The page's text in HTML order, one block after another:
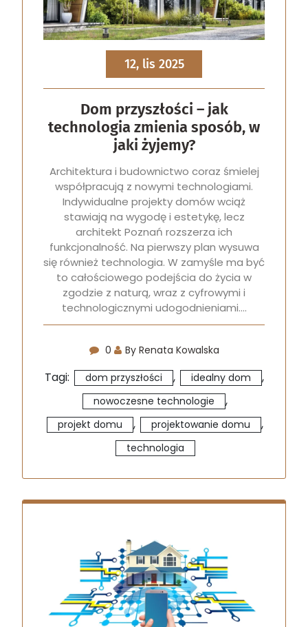
12, lis 2025
Dom przyszłości – jak
technologia zmienia sposób, w
jaki żyjemy?
Architektura i budownictwo coraz śmielej
współpracują z nowymi technologiami.
Indywidualne projekty domów wciąż
stawiają na wygodę i estetykę, lecz
architekt Poznań rozszerza ich
funkcjonalność. Na pierwszy plan wysuwa
się również technologia. W zamyśle ma być
to całościowego podejścia do życia w
zgodzie z naturą, wraz z cyfrowymi i
technologicznymi udogodnieniami.…
0 By Renata Kowalska
Tagi: dom przyszłości , idealny dom ,
nowoczesne technologie ,
projekt domu , projektowanie domu ,
technologia